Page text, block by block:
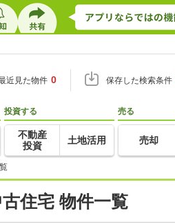
近見た物件 0 保存した検索条件
投資する
不動産
投資
土地活用
売る
売却
住宅 物件一覧